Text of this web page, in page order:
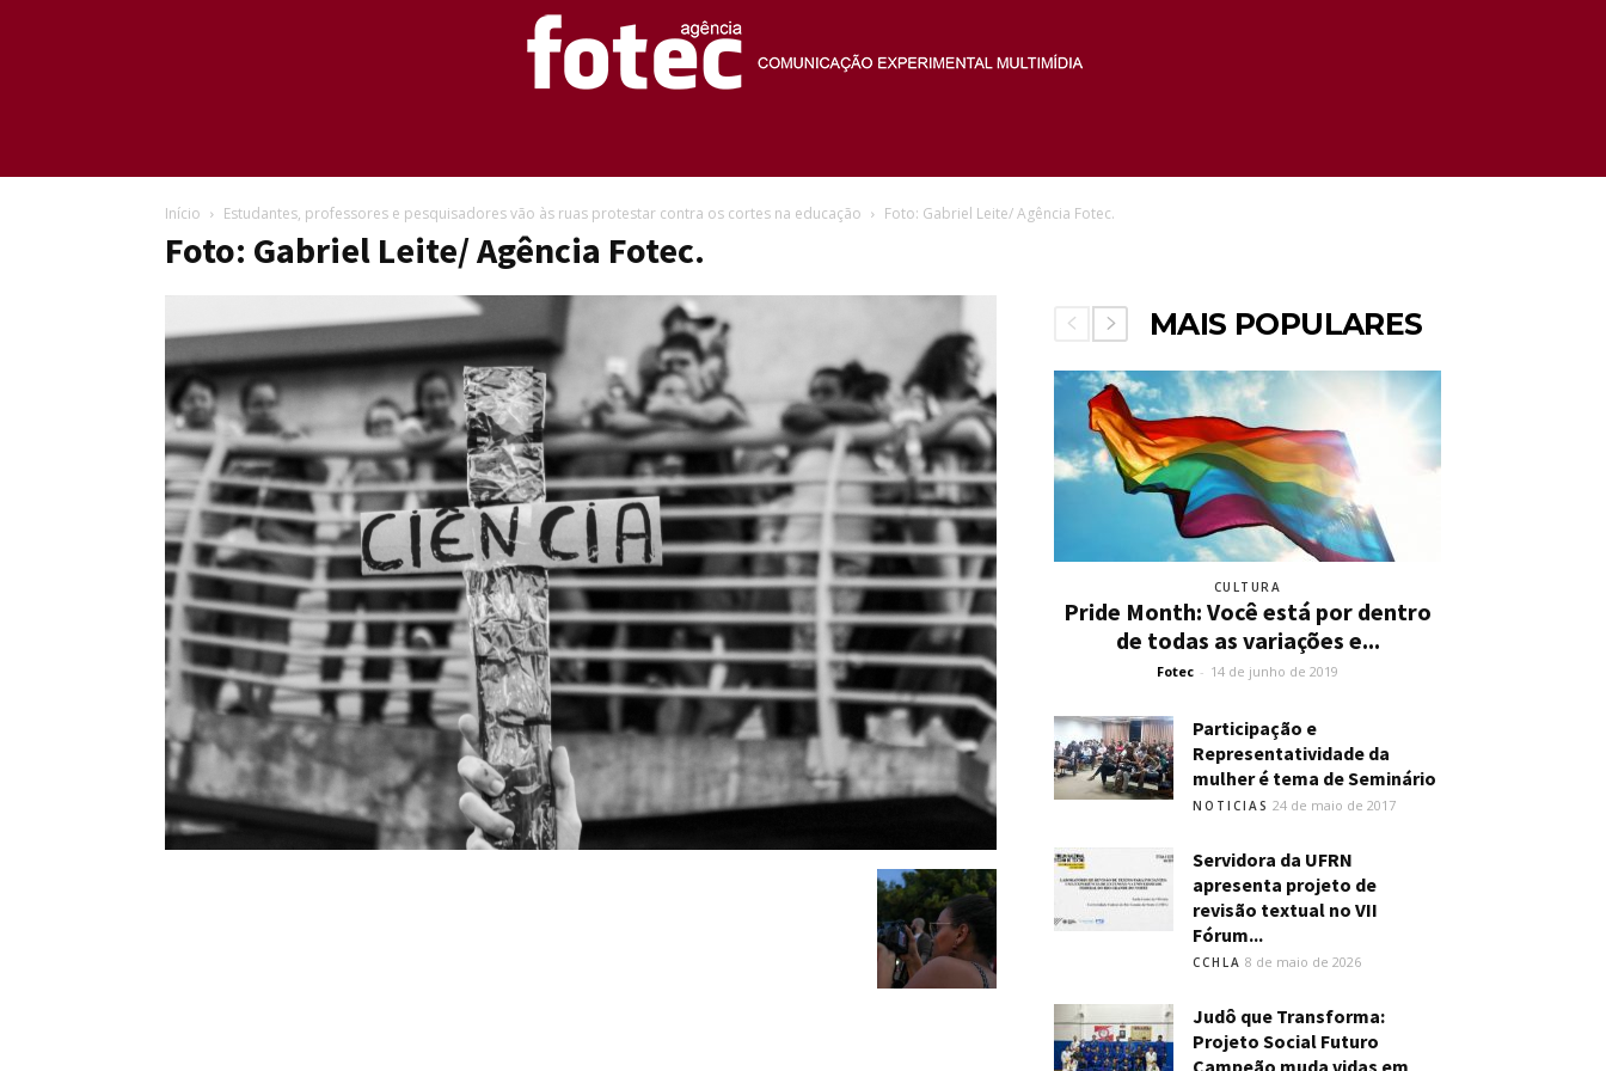
Início Estudantes, professores e pesquisadores vão às ruas protestar contra os cortes na educação Foto: Gabriel Leite/ Agência Fotec.
Foto: Gabriel Leite/ Agência Fotec.
MAIS POPULARES
CULTURA
Pride Month: Você está por dentro
de todas as variações e...
Fotec - 14 de junho de 2019
Participação e
Representatividade da
mulher é tema de Seminário
NOTICIAS 24 de maio de 2017
Servidora da UFRN
apresenta projeto de
revisão textual no VII
Fórum...
CCHLA 8 de maio de 2026
Judô que Transforma:
Projeto Social Futuro
Campeão muda vidas em